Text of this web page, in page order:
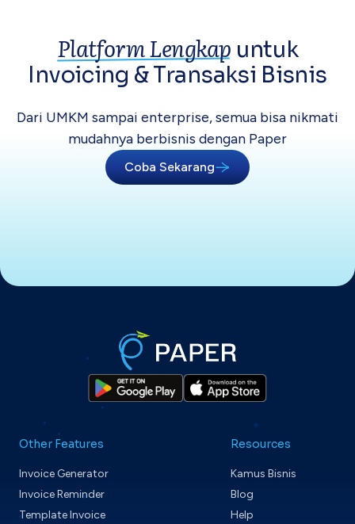
Platform Lengkap untuk
Invoicing &Transaksi Bisnis
Dari UMKM sampai enterprise, semua bisa nikmati
mudahnya berbisnis dengan Paper
Coba Sekarang
Other Features
Invoice Generator
Invoice Reminder
Template Invoice
Resources
Kamus Bisnis
Blog
Help